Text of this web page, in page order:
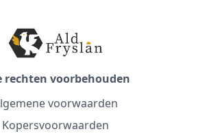
rechten voorbehouden
voorwaarden
Kopersvoorwaarden